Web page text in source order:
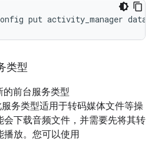
put activity_manager
类型
的前台服务类型
服务类型适用于转码媒体文件等操
下载音频文件，并需要先将其转
播放。您可以使用